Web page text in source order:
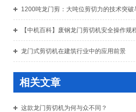
1200吨龙门剪：大吨位剪切力的技术突破
【中机百科】废钢龙门剪切机安全操作
龙门式剪切机在建筑行业中的应用前景
相关文章
这款龙门剪切机为何与众不同？